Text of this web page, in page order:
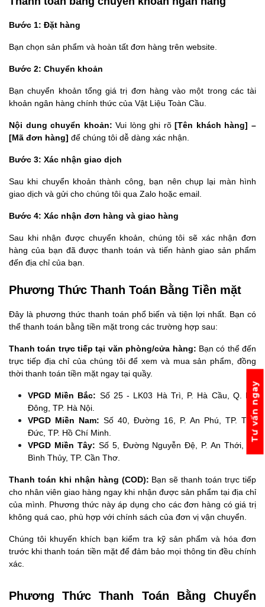
Bước 1: Đặt hàng
Bạn chọn sản phẩm và hoàn tất đơn hàng trên website.
Bước 2: Chuyển khoản
Bạn chuyển khoản tổng giá trị đơn hàng vào một trong các tài
khoản ngân hàng chính thức của Vật Liệu Toàn Cầu.
Nội dung chuyển khoản: Vui lòng ghi rõ [Tên khách hàng] –
[Mã đơn hàng] để chúng tôi dễ dàng xác nhận.
Bước 3: Xác nhận giao dịch
Sau khi chuyển khoản thành công, bạn nên chụp lại màn hình
giao dịch và gửi cho chúng tôi qua Zalo hoặc email.
Bước 4: Xác nhận đơn hàng và giao hàng
Sau khi nhận được chuyển khoản, chúng tôi sẽ xác nhận đơn
hàng của bạn đã được thanh toán và tiến hành giao sản phẩm
đến địa chỉ của bạn.
Phương Thức Thanh Toán Bằng Tiền mặt
Đây là phương thức thanh toán phổ biến và tiện lợi nhất. Bạn có
thể thanh toán bằng tiền mặt trong các trường hợp sau:
Thanh toán trực tiếp tại văn phòng/cửa hàng: Bạn có thể đến
trực tiếp địa chỉ của chúng tôi để xem và mua sản phẩm, đồng
thời thanh toán tiền mặt ngay tại quầy.
VPGD Miền Bắc: Số 25 - LK03 Hà Trì, P. Hà Cầu, Q. Hà
Đông, TP. Hà Nội.
VPGD Miền Nam: Số 40, Đường 16, P. An Phú, TP. Thủ
Đức, TP. Hồ Chí Minh.
VPGD Miền Tây: Số 5, Đường Nguyễn Đệ, P. An Thới, Q.
Bình Thủy, TP. Cần Thơ.
Thanh toán khi nhận hàng (COD): Bạn sẽ thanh toán trực tiếp
cho nhân viên giao hàng ngay khi nhận được sản phẩm tại địa chỉ
của mình. Phương thức này áp dụng cho các đơn hàng có giá trị
không quá cao, phù hợp với chính sách của đơn vị vận chuyển.
Chúng tôi khuyến khích bạn kiểm tra kỹ sản phẩm và hóa đơn
trước khi thanh toán tiền mặt để đảm bảo mọi thông tin đều chính
xác.
Phương Thức Thanh Toán Bằng Chuyển
Tư vấn ngay